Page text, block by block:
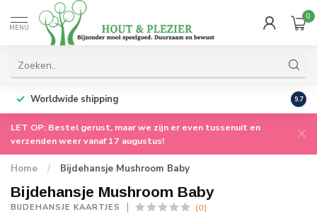
MENU
0
Worldwide shipping 9.7
LET OP: Bestel gerust, maar we zijn er even tussenuit en
verzenden weer vanaf 17 augustus!
Home / Bijdehansje Mushroom Baby
Bijdehansje Mushroom Baby
BIJDEHANSJE KAARTJES (0)